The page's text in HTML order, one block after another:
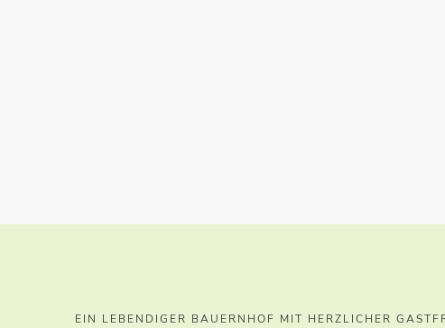
EIN LEBENDIGER BAUERNHOF MIT HERZLICHER